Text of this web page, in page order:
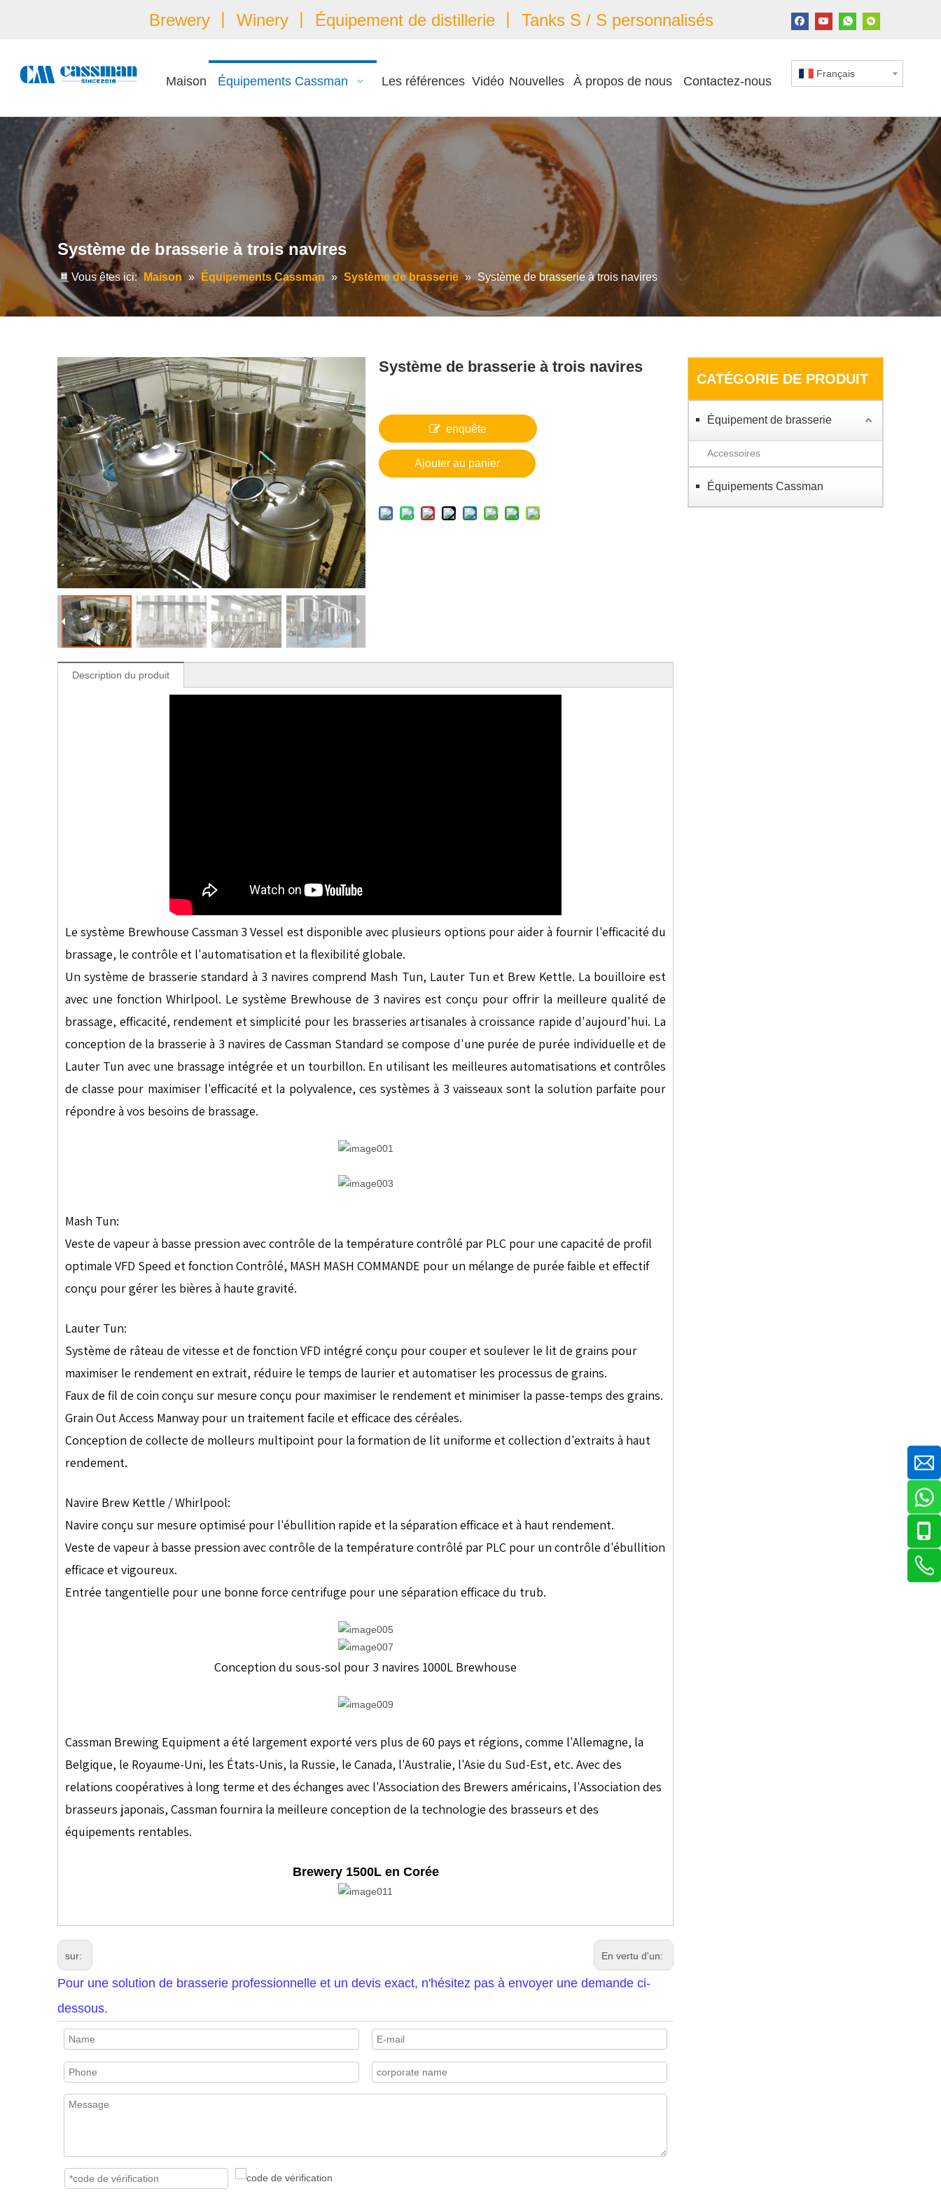
Brewery 丨 Winery 丨 Équipement de distillerie 丨 Tanks S / S personnalisés
Maison Équipements Cassman Les références Vidéo Nouvelles À propos de nous Contactez-nous
Français
Système de brasserie à trois navires
Vous êtes ici: Maison » Équipements Cassman » Système de brasserie » Système de brasserie à trois navires
Système de brasserie à trois navires
enquête
Ajouter au panier
Description du produit
Le système Brewhouse Cassman 3 Vessel est disponible avec plusieurs options pour aider à fournir l'efficacité du
brassage, le contrôle et l'automatisation et la flexibilité globale.
Un système de brasserie standard à 3 navires comprend Mash Tun, Lauter Tun et Brew Kettle. La bouilloire est
avec une fonction Whirlpool. Le système Brewhouse de 3 navires est conçu pour offrir la meilleure qualité de
brassage, efficacité, rendement et simplicité pour les brasseries artisanales à croissance rapide d'aujourd'hui. La
conception de la brasserie à 3 navires de Cassman Standard se compose d'une purée de purée individuelle et de
Lauter Tun avec une brassage intégrée et un tourbillon. En utilisant les meilleures automatisations et contrôles
de classe pour maximiser l'efficacité et la polyvalence, ces systèmes à 3 vaisseaux sont la solution parfaite pour
répondre à vos besoins de brassage.
Mash Tun:
Veste de vapeur à basse pression avec contrôle de la température contrôlé par PLC pour une capacité de profil
optimale VFD Speed ​​et fonction Contrôlé, MASH MASH COMMANDE pour un mélange de purée faible et effectif
conçu pour gérer les bières à haute gravité.
Lauter Tun:
Système de râteau de vitesse et de fonction VFD intégré conçu pour couper et soulever le lit de grains pour
maximiser le rendement en extrait, réduire le temps de laurier et automatiser les processus de grains.
Faux de fil de coin conçu sur mesure conçu pour maximiser le rendement et minimiser la passe-temps des grains.
Grain Out Access Manway pour un traitement facile et efficace des céréales.
Conception de collecte de molleurs multipoint pour la formation de lit uniforme et collection d'extraits à haut
rendement.
Navire Brew Kettle / Whirlpool:
Navire conçu sur mesure optimisé pour l'ébullition rapide et la séparation efficace et à haut rendement.
Veste de vapeur à basse pression avec contrôle de la température contrôlé par PLC pour un contrôle d'ébullition
efficace et vigoureux.
Entrée tangentielle pour une bonne force centrifuge pour une séparation efficace du trub.
Conception du sous-sol pour 3 navires 1000L Brewhouse
Cassman Brewing Equipment a été largement exporté vers plus de 60 pays et régions, comme l'Allemagne, la
Belgique, le Royaume-Uni, les États-Unis, la Russie, le Canada, l'Australie, l'Asie du Sud-Est, etc. Avec des
relations coopératives à long terme et des échanges avec l'Association des Brewers américains, l'Association des
brasseurs japonais, Cassman fournira la meilleure conception de la technologie des brasseurs et des
équipements rentables.
Brewery 1500L en Corée
sur: En vertu d'un:
Pour une solution de brasserie professionnelle et un devis exact, n'hésitez pas à envoyer une demande ci-
dessous.
CATÉGORIE DE PRODUIT
Équipement de brasserie
Accessoires
Équipements Cassman